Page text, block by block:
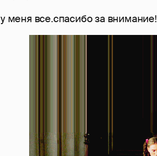
у меня все.спасибо за внимание!